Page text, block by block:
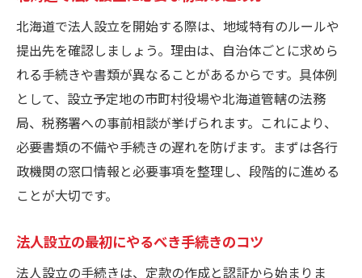
法人設立届出書などの書類整理の秘訣
法人設立届出書の記入例と北海道での注意点
法人設立届出書の記入例と具体的な手順
北海道における法人設立届出書での注意点
法人設立届出書エクセル活用のメリット
市町村提出用の法人設立届出書記入ポイン
ト
法人設立届出書を正確に仕上げるコツ
社会保険や税務署への手続きも網羅
北海道で法人設立を開始する際は、地域特有のルールや
提出先を確認しましょう。理由は、自治体ごとに求めら
れる手続きや書類が異なることがあるからです。具体例
として、設立予定地の市町村役場や北海道管轄の法務
局、税務署への事前相談が挙げられます。これにより、
必要書類の不備や手続きの遅れを防げます。まずは各行
政機関の窓口情報と必要事項を整理し、段階的に進める
ことが大切です。
法人設立の最初にやるべき手続きのコツ
法人設立の手続きは、定款の作成と認証から始まりま